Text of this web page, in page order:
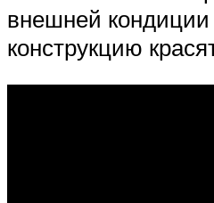
внешней
конструкцию